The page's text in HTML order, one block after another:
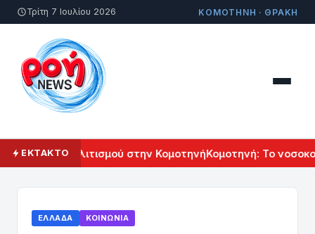
Τρίτη 7 Ιουλίου 2026 ΚΟΜΟΤΗΝΗ · ΘΡΑΚΗ
ΕΚΤΑΚΤΟΠολιτισμού στην ΚομοτηνήΚομοτηνή: Το
ΕΛΛΆΔΑ ΚΟΙΝΩΝΊΑ